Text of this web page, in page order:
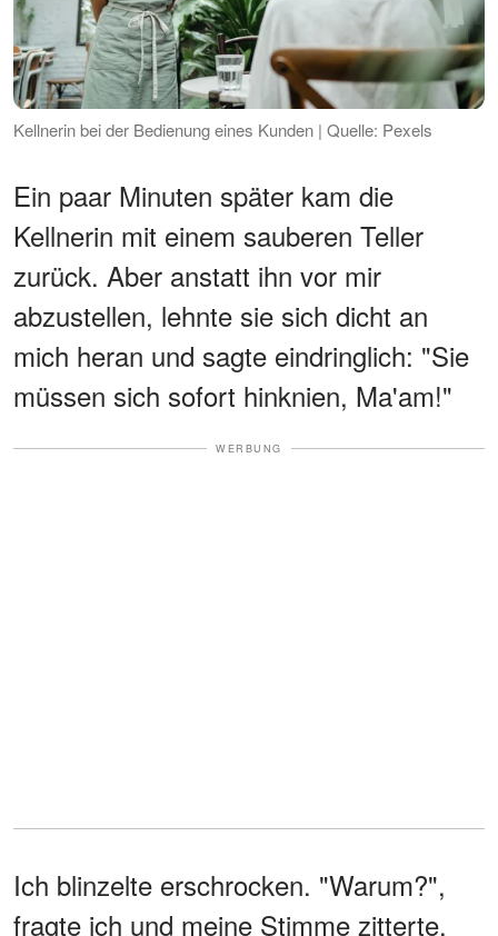
Kellnerin bei der Bedienung eines Kunden | Quelle: Pexels
Ein paar Minuten später kam die
Kellnerin mit einem sauberen Teller
zurück. Aber anstatt ihn vor mir
abzustellen, lehnte sie sich dicht an
mich heran und sagte eindringlich: "Sie
müssen sich sofort hinknien, Ma'am!"
WERBUNG
Ich blinzelte erschrocken. "Warum?",
fragte ich und meine Stimme zitterte.